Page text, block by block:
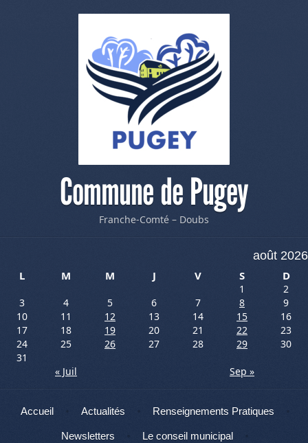
Commune de Pugey
Franche-Comté – Doubs
août 2026
L
M M J V S D
1
2
3
4 5 6 7 8
9
10
11 12 13 14 15
16
17
18 19 20 21 22
23
24
25 26 27 28 29
30
31
« Juil
Sep »
Menu
Aller au contenu
Accueil Actualités Renseignements Pratiques
Newsletters Le conseil municipal